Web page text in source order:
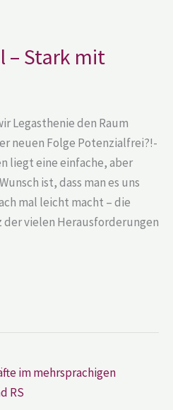
– Stark mit
Legasthenie den Raum
neuen Folge Potenzialfrei?!-
liegt eine einfache, aber
ist, dass man es uns
mal leicht macht – die
der vielen Herausforderungen